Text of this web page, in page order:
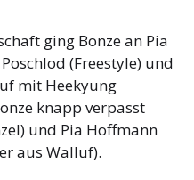
ging Bonze an Pia
(Freestyle) und
mit Heekyung
knapp verpasst
und Pia Hoffmann
aus Walluf).